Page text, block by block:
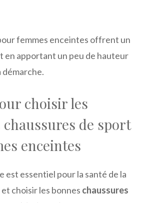
femmes enceintes offrent un
en apportant un peu de hauteur
démarche.
choisir les
de sport
enceintes
est essentiel pour la santé de la
choisir les bonnes chaussures